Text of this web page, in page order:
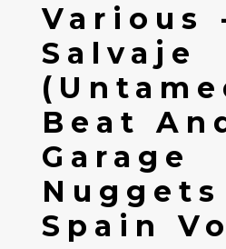
Various
Salvaje
Beat
Garage
Nuggets
Spain